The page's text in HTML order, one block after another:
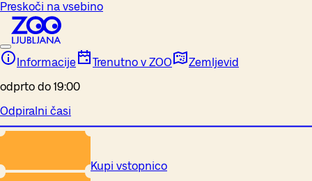
Preskoči na vsebino
Informacije Trenutno v ZOO
Zemljevid
odprto do 19:00
Odpiralni časi
Kupi vstopnico